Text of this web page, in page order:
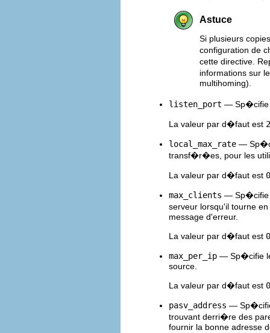
Astuce
Si plusieurs
configuration de
cette directive.
informations sur
multihoming).
listen_port — Sp�cifie
La valeur par d�faut est
local_max_rate —
transf�r�es, pour les
La valeur par d�faut est 0
max_clients — Sp�cifie
serveur lorsqu'il tourne
message d'erreur.
La valeur par d�faut est 0
max_per_ip — Sp�cifie
source.
La valeur par d�faut est 0
pasv_address —
trouvant derri�re des
fournir la bonne adresse